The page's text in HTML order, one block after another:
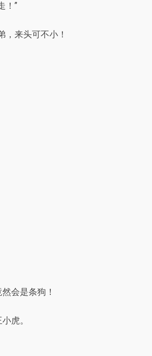
！”
来头可不小！
会是条狗！
虎。